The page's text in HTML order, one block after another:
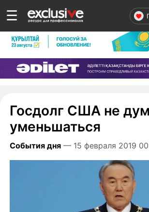
☰
Госдолг США не
уменьшаться
События дня — 15 февраля 2019